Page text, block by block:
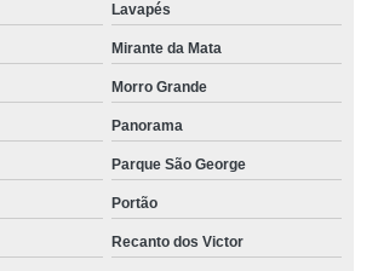
Lavapés
Mirante da Mata
Morro Grande
Panorama
Parque São George
Portão
Recanto dos Victor